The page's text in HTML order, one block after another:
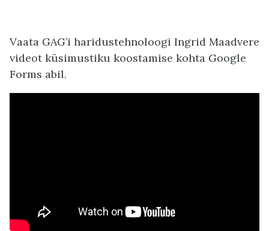
Vaata GAG’i haridustehnoloogi Ingrid Maadvere
videot küsimustiku koostamise kohta Google
Forms abil.